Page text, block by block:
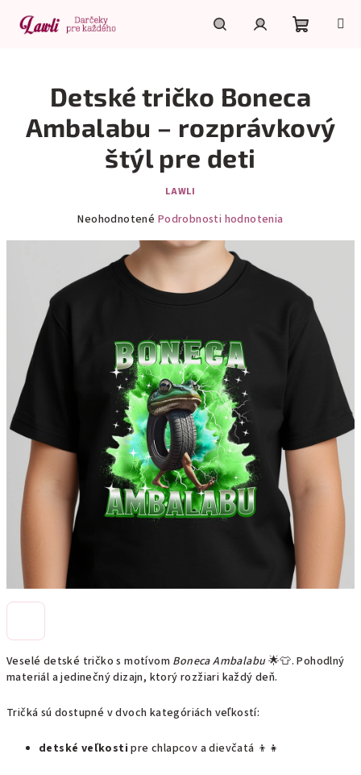
obsah
košík
Veselé detské tričko s motívom Boneca Ambalabu🌟👕. Pohodlný
materiál a jedinečný dizajn, ktorý rozžiari každý deň.
Tričká sú dostupné v dvoch kategóriách veľkostí:
detské veľkosti pre chlapcov a dievčatá 👦👧
Detské tričko Boneca
Ambalabu – rozprávkový
štýl pre deti
LAWLI
hviezdičiek.
Neohodnotené Podrobnosti hodnotenia